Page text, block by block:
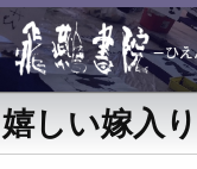
嬉しい嫁入り